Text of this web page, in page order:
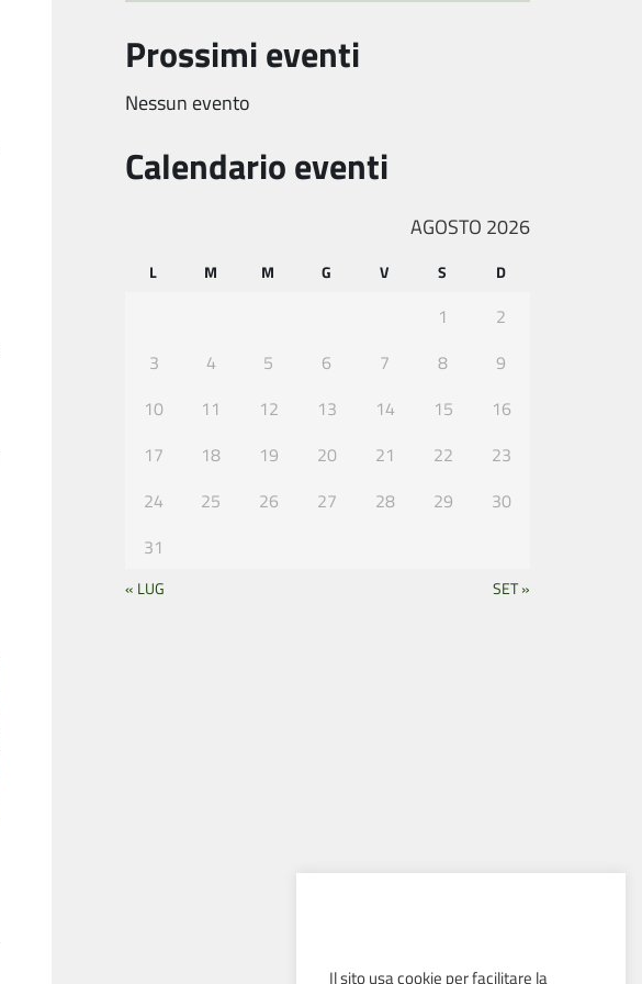
Prossimi eventi
Nessun evento
Calendario eventi
AGOSTO 2026
L M M G V S D
1
2
3
4 5 6 7 8
9
10
11 12 13 14 15
16
17
18 19 20 21 22
23
24
25 26 27 28 29
30
31
« LUG SET »
Il sito usa cookie per facilitare la